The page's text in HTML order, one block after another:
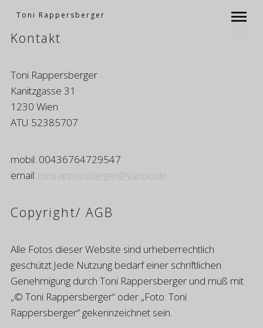
Toni Rappersberger
Kontakt
Toni Rappersberger
Kanitzgasse 31
1230 Wien
ATU 52385707
mobil: 00436764729547
email: tonirappersberger@yahoo.de
Copyright/ AGB
Alle Fotos dieser Website sind urheberrechtlich
geschützt.Jede Nutzung bedarf einer schriftlichen
Genehmigung durch Toni Rappersberger und muß mit
„© Toni Rappersberger“ oder „Foto: Toni
Rappersberger“ gekennzeichnet sein.